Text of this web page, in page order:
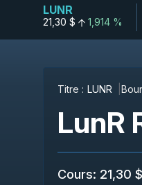
LUNR
21,30 $ 1,914 %
Titre : LUNR
LunR
Cours: 21,30 $